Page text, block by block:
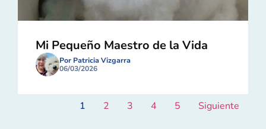
Mi Pequeño Maestro de la Vida
Por Patricia Vizgarra
06/03/2026
1 2 3 4 5 Siguiente